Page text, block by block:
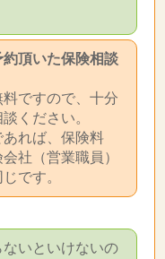
頂いた保険相談
ですので、十分
ください。
れば、保険料
社（営業職員）
です。
いといけないの